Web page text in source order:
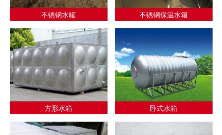
不锈钢水罐 不锈钢保温水箱
方形水箱 卧式水箱